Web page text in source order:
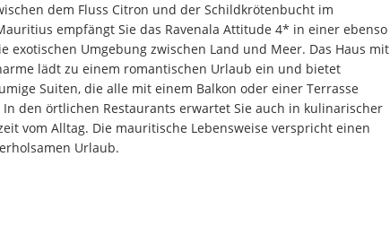
dem Fluss Citron und der Schildkrötenbucht im
empfängt Sie das Ravenala Attitude 4* in einer ebenso
exotischen Umgebung zwischen Land und Meer. Das Haus mit
lädt zu einem romantischen Urlaub ein und bietet
Suiten, die alle mit einem Balkon oder einer Terrasse
den örtlichen Restaurants erwartet Sie auch in kulinarischer
vom Alltag. Die mauritische Lebensweise verspricht einen
Urlaub.